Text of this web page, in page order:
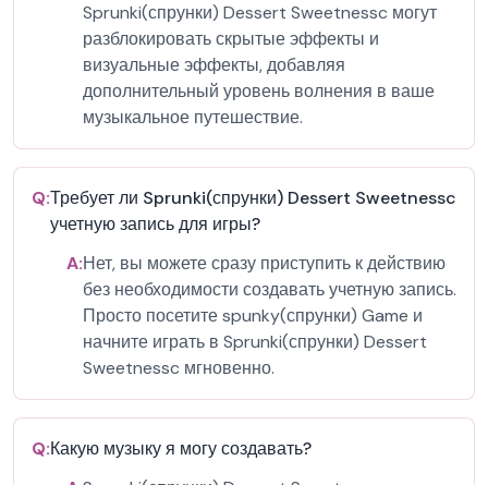
Sprunki(спрунки) Dessert Sweetnessc могут
разблокировать скрытые эффекты и
визуальные эффекты, добавляя
дополнительный уровень волнения в ваше
музыкальное путешествие.
Q:Требует ли Sprunki(спрунки) Dessert Sweetnessc
учетную запись для игры?
A:Нет, вы можете сразу приступить к действию
без необходимости создавать учетную запись.
Просто посетите spunky(спрунки) Game и
начните играть в Sprunki(спрунки) Dessert
Sweetnessc мгновенно.
Q:Какую музыку я могу создавать?